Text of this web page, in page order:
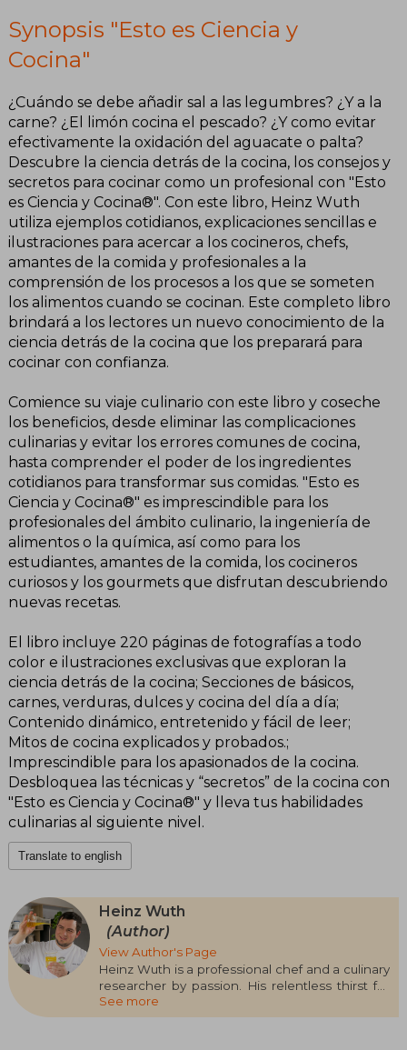
Synopsis "Esto es Ciencia y
Cocina"
¿Cuándo se debe añadir sal a las legumbres? ¿Y a la
carne? ¿El limón cocina el pescado? ¿Y como evitar
efectivamente la oxidación del aguacate o palta?
Descubre la ciencia detrás de la cocina, los consejos y
secretos para cocinar como un profesional con "Esto
es Ciencia y Cocina®". Con este libro, Heinz Wuth
utiliza ejemplos cotidianos, explicaciones sencillas e
ilustraciones para acercar a los cocineros, chefs,
amantes de la comida y profesionales a la
comprensión de los procesos a los que se someten
los alimentos cuando se cocinan. Este completo libro
brindará a los lectores un nuevo conocimiento de la
ciencia detrás de la cocina que los preparará para
cocinar con confianza.
Comience su viaje culinario con este libro y coseche
los beneficios, desde eliminar las complicaciones
culinarias y evitar los errores comunes de cocina,
hasta comprender el poder de los ingredientes
cotidianos para transformar sus comidas. "Esto es
Ciencia y Cocina®" es imprescindible para los
profesionales del ámbito culinario, la ingeniería de
alimentos o la química, así como para los
estudiantes, amantes de la comida, los cocineros
curiosos y los gourmets que disfrutan descubriendo
nuevas recetas.
El libro incluye 220 páginas de fotografías a todo
color e ilustraciones exclusivas que exploran la
ciencia detrás de la cocina; Secciones de básicos,
carnes, verduras, dulces y cocina del día a día;
Contenido dinámico, entretenido y fácil de leer;
Mitos de cocina explicados y probados.;
Imprescindible para los apasionados de la cocina.
Desbloquea las técnicas y “secretos” de la cocina con
"Esto es Ciencia y Cocina®" y lleva tus habilidades
culinarias al siguiente nivel.
Translate to english
Heinz Wuth
(Author)
View Author's Page
Heinz Wuth is a professional chef and a culinary
researcher by passion. His relentless thirst for
knowledge drives him to constantly search,
research, and experiment in the culinary world.
See more